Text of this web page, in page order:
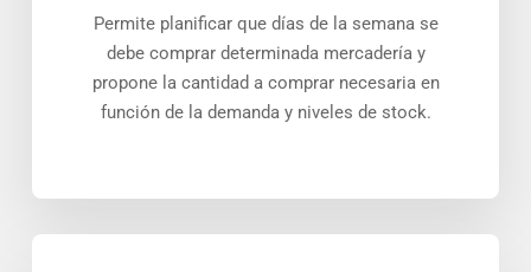
Permite planificar que días de la semana se
debe comprar determinada mercadería y
propone la cantidad a comprar necesaria en
función de la demanda y niveles de stock.